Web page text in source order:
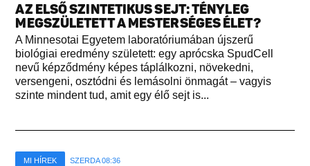
AZ ELSŐ SZINTETIKUS SEJT: TÉNYLEG
MEGSZÜLETETT A MESTERSÉGES ÉLET?
A Minnesotai Egyetem laboratóriumában újszerű
biológiai eredmény született: egy aprócska SpudCell
nevű képződmény képes táplálkozni, növekedni,
versengeni, osztódni és lemásolni önmagát – vagyis
szinte mindent tud, amit egy élő sejt is...
MI HÍREK SZERDA 08:36